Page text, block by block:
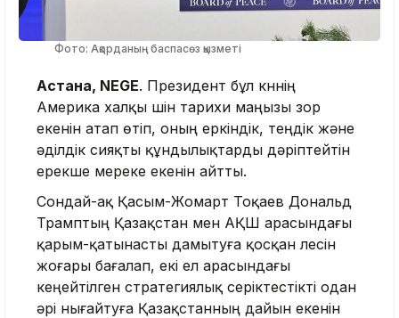
Фото: Ақорданың баспасөз қызметі
Астана, NEGE. Президент бұл күннің
Америка халқы үшін тарихи маңызы зор
екенін атап өтіп, оның еркіндік, теңдік және
әділдік сияқты құндылықтарды дәріптейтін
ерекше мереке екенін айтты.
Сондай-ақ Қасым-Жомарт Тоқаев Дональд
Трамптың Қазақстан мен АҚШ арасындағы
қарым-қатынасты дамытуға қосқан үлесін
жоғары бағалап, екі ел арасындағы
кеңейтілген стратегиялық серіктестікті одан
әрі нығайтуға Қазақстанның дайын екенін